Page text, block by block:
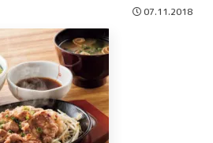
07.11.2018